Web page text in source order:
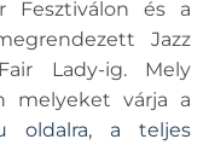
Fesztiválon és a
Jazz
Lady-ig. Mely
melyeket várja a
oldalra, a teljes